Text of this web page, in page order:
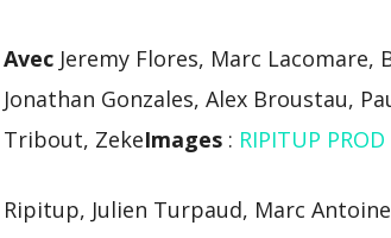
Avec Jeremy Flores, Marc Lacomare,
Jonathan Gonzales, Alex Broustau,
Tribout, ZekeImages : RIPITUP PROD
Ripitup, Julien Turpaud, Marc